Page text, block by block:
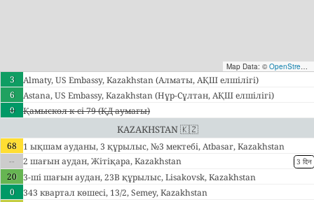
Map Data: © OpenStreetMap contributors
3
Almaty, US Embassy, Kazakhstan (Алматы, АҚШ елшілігі)
6
Astana, US Embassy, Kazakhstan (Нұр-Сұлтан, АҚШ елшілігі)
0
Қамыскөл к-сі 79 (ҚД аумағы)
Kazakhstan 🇰🇿
68 1 ықшам ауданы, 3 құрылыс, №3 мектебі, Atbasar, Kazakhstan
--
3 दिन
2 шағын аудан, Жітіқара, Kazakhstan
20 3-ші шағын аудан, 23В құрылыс, Lisakovsk, Kazakhstan
0
343 квартал көшесі, 13/2, Semey, Kazakhstan